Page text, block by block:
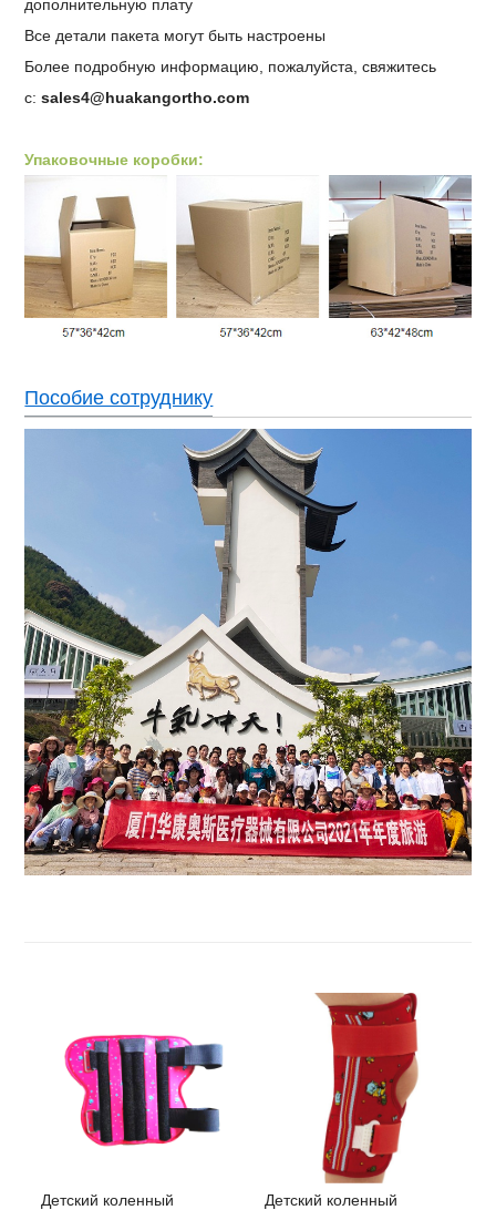
дополнительную плату
Все детали пакета могут быть настроены
Более подробную информацию, пожалуйста, свяжитесь
с:sales4@huakangortho.com
Упаковочные коробки:
Пособие сотруднику
Детский коленный
Детский коленный